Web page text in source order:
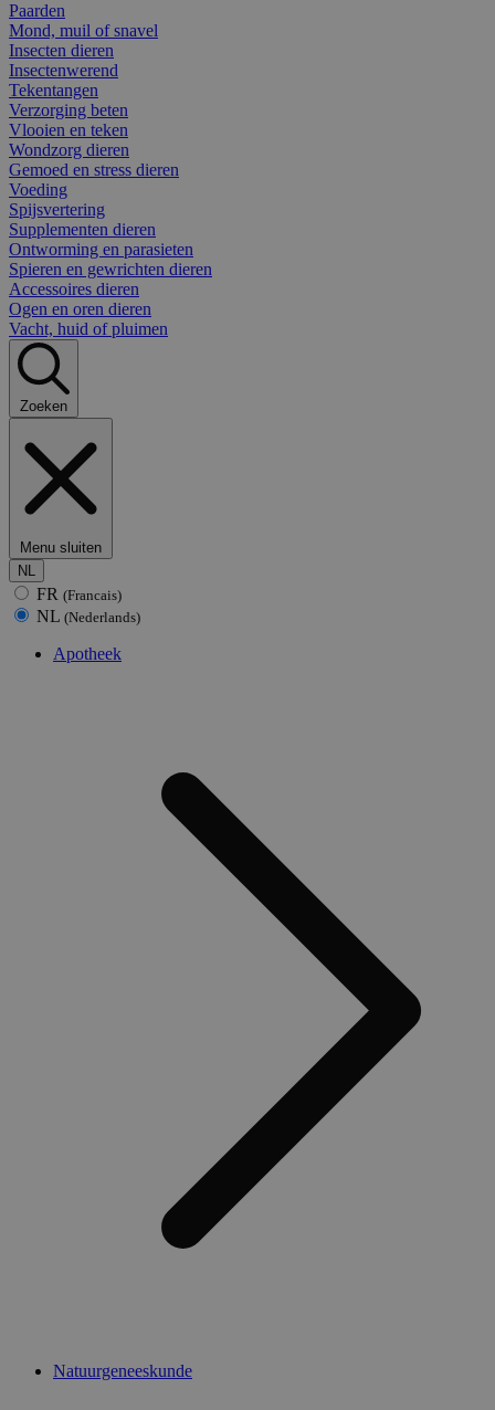
Paarden
Mond, muil of snavel
Insecten dieren
Insectenwerend
Tekentangen
Verzorging beten
Vlooien en teken
Wondzorg dieren
Gemoed en stress dieren
Voeding
Spijsvertering
Supplementen dieren
Ontworming en parasieten
Spieren en gewrichten dieren
Accessoires dieren
Ogen en oren dieren
Vacht, huid of pluimen
Zoeken
Menu sluiten
NL
FR (Francais)
NL (Nederlands)
Apotheek
Natuurgeneeskunde